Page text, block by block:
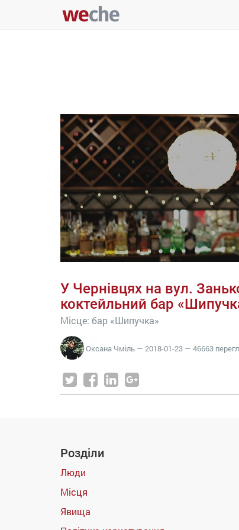
У Чернівцях на вул.
коктейльний бар
Місце: бар «Шипучка»
Оксана Чміль — 2018-01-23 — 46663
Розділи
Люди
Місця
Явища